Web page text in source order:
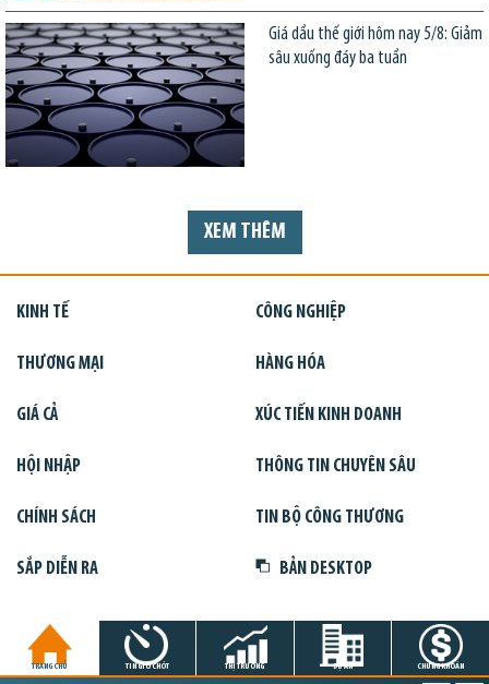
Giá dầu thế giới hôm nay 5/8: Giảm
sâu xuống đáy ba tuần
XEM THÊM
KINH TẾ CÔNG NGHIỆP
THƯƠNG MẠI HÀNG HÓA
GIÁ CẢ XÚC TIẾN KINH DOANH
HỘI NHẬP THÔNG TIN CHUYÊN SÂU
CHÍNH SÁCH TIN BỘ CÔNG THƯƠNG
SẮP DIỄN RA BẢN DESKTOP
TRANG CHỦ TIN GIỜ CHÓT THỊ TRƯỜNG DỰ ÁN CHỨNG KHOÁN